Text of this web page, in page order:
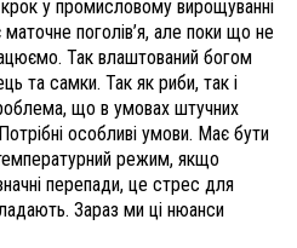
у промисловому вирощуванні
поголів’я, але поки що не
Так влаштований богом
та самки. Так як риби, так і
що в умовах штучних
особливі умови. Має бути
температурний режим, якщо
перепади, це стрес для
Зараз ми ці нюанси